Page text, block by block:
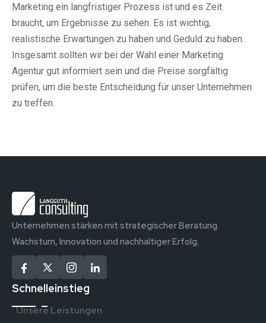
Marketing ein langfristiger Prozess ist und es Zeit
braucht, um Ergebnisse zu sehen. Es ist wichtig,
realistische Erwartungen zu haben und Geduld zu haben.
Insgesamt sollten wir bei der Wahl einer Marketing
Agentur gut informiert sein und die Preise sorgfältig
prüfen, um die beste Entscheidung für unser Unternehmen
zu treffen.
Unternehmen stärken mit strategischer Beratung.
Wachstum, Innovation und nachhaltiger Erfolg.
Schnelleinstieg
Unsere Leistungen